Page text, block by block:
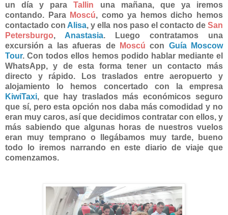
un día y paraTallin una mañana, que ya iremos
contando. Para Moscú, como ya hemos dicho hemos
contactado con Alisa, y ella nos paso el contacto deSan
Petersburgo, Anastasia. Luego contratamos una
excursión a las afueras de
Moscúcon Guía Moscow
Tour. Con todos ellos hemos podido hablar mediante el
WhatsApp, y de esta forma tener un contacto más
directo y rápido. Los traslados entre aeropuerto y
alojamiento lo hemos concertado con la empresa
KiwiTaxi, que hay traslados más económicos seguro
que sí, pero esta opción nos daba más comodidad y no
eran muy caros, así que decidimos contratar con ellos, y
más sabiendo que algunas horas de nuestros vuelos
eran muy temprano o llegábamos muy tarde, bueno
todo lo iremos narrando en este diario de viaje que
comenzamos.